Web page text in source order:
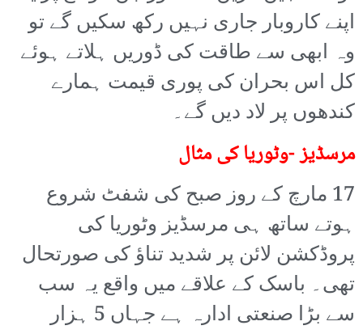
اپنے کاروبار جاری نہیں رکھ سکیں گے تو
وہ ابھی سے طاقت کی ڈوریں ہلاتے ہوئے
کل اس بحران کی پوری قیمت ہمارے
کندھوں پر لاد دیں گے۔
مرسڈیز -وٹوریا کی مثال
17 مارچ کے روز صبح کی شفٹ شروع
ہوتے ساتھ ہی مرسڈیز وٹوریا کی
پروڈکشن لائن پر شدید تناؤ کی صورتحال
تھی۔ باسک کے علاقے میں واقع یہ سب
سے بڑا صنعتی ادارہ ہے جہاں 5 ہزار